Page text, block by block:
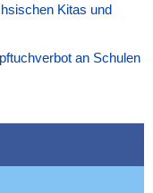
Kitas und
an Schulen